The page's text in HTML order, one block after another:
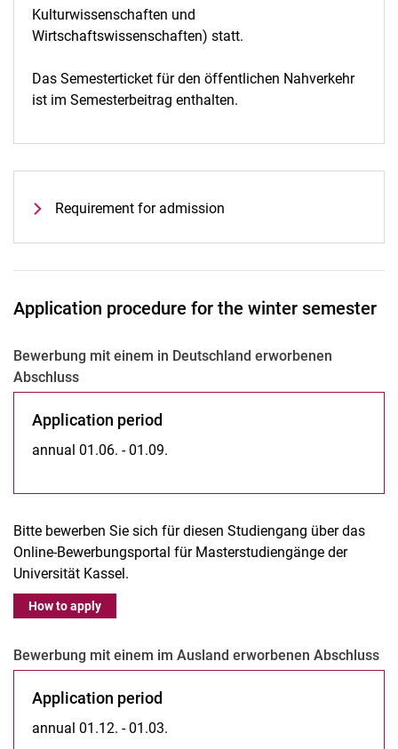
Kulturwissenschaften und
Wirtschaftswissenschaften) statt.
Das Semesterticket für den öffentlichen Nahverkehr
ist im Semesterbeitrag enthalten.
Requirement for admission
Application procedure for the winter semester
Bewerbung mit einem in Deutschland erworbenen
Abschluss
Ap­p­li­ca­ti­on pe­ri­od
annual 01.06. - 01.09.
Bitte bewerben Sie sich für diesen Studiengang über das
Online-Bewerbungsportal für Masterstudiengänge der
Universität Kassel.
How to apply
Bewerbung mit einem im Ausland erworbenen Abschluss
Ap­p­li­ca­ti­on pe­ri­od
annual 01.12. - 01.03.